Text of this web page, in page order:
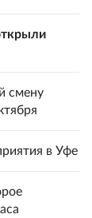
смену
в Уфе